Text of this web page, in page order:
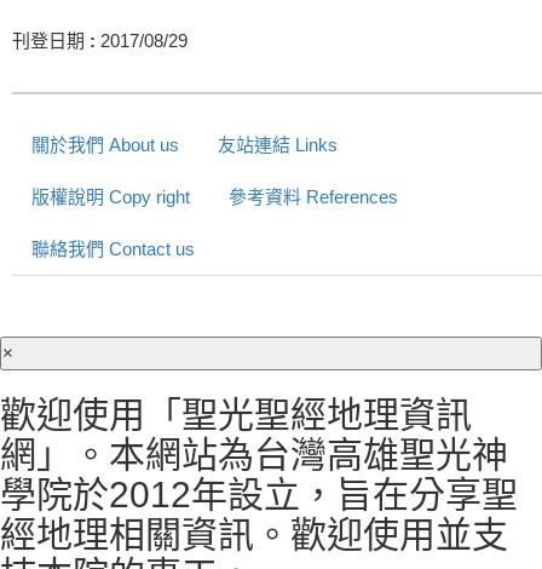
刊登日期 : 2017/08/29
關於我們 About us 友站連結 Links
版權說明 Copy right 參考資料 References
聯絡我們 Contact us
×
歡迎使用「聖光聖經地理資訊
網」。本網站為台灣高雄聖光神
學院於2012年設立，旨在分享聖
經地理相關資訊。歡迎使用並支